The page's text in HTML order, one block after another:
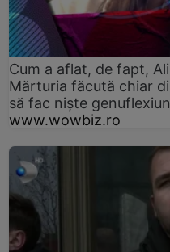
Cum a aflat, de fapt,
Mărturia făcută chiar
să fac niște
www.wowbiz.ro